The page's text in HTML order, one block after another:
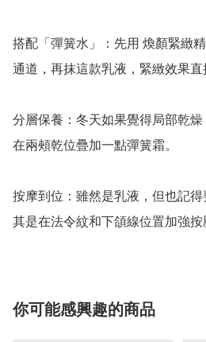
搭配「彈簧水」：先用 煥顏緊緻
通道，再抹這款乳液，緊緻效果直
分層保養：冬天如果覺得局部乾
在兩頰乾位疊加一點彈簧霜。
按摩到位：雖然是乳液，但也記
其是在法令紋和下頜線位置加強按
你可能感興趣的商品